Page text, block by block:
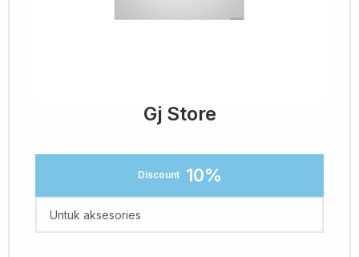
Gj Store
Discount 10%
Untuk aksesories